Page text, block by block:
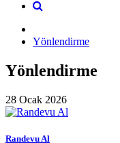
Yönlendirme
Yönlendirme
28 Ocak 2026
Randevu Al